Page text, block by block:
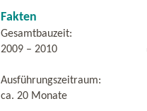
Fakten
Gesamtbauzeit:
2009 – 2010
Ausführungszeitraum:
ca. 20 Monate